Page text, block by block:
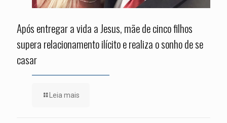
Após entregar a vida a Jesus, mãe de cinco filhos
supera relacionamento ilícito e realiza o sonho de se
casar
Leia mais